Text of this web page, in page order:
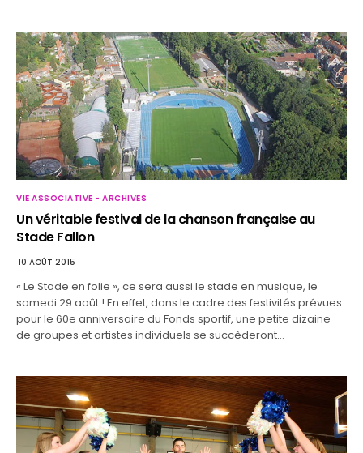
VIE ASSOCIATIVE - ARCHIVES
Un véritable festival de la chanson française au
Stade Fallon
10 AOÛT 2015
« Le Stade en folie », ce sera aussi le stade en musique, le
samedi 29 août ! En effet, dans le cadre des festivités prévues
pour le 60e anniversaire du Fonds sportif, une petite dizaine
de groupes et artistes individuels se succèderont…